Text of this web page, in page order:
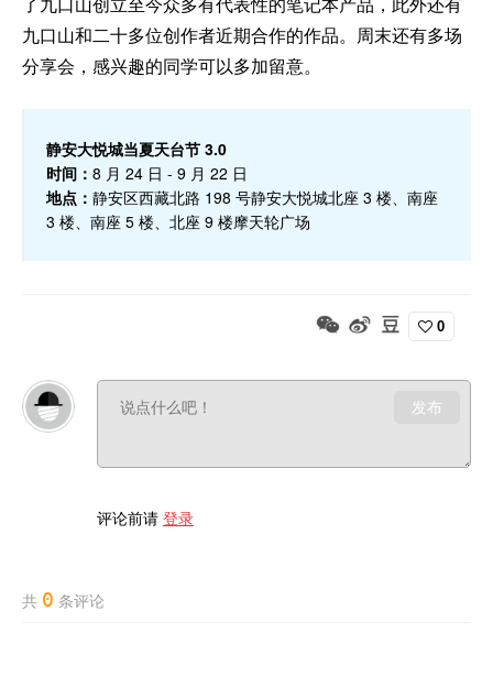
九口山和二十多位创作者近期合作的作品。周末还有多场
分享会，感兴趣的同学可以多加留意。
静安大悦城当夏天台节 3.0
时间： 8 月 24 日 - 9 月 22 日
地点： 静安区西藏北路 198 号静安大悦城北座 3 楼、南座
3 楼、南座 5 楼、北座 9 楼摩天轮广场
0
发布
评论前请 登录
共 0 条评论